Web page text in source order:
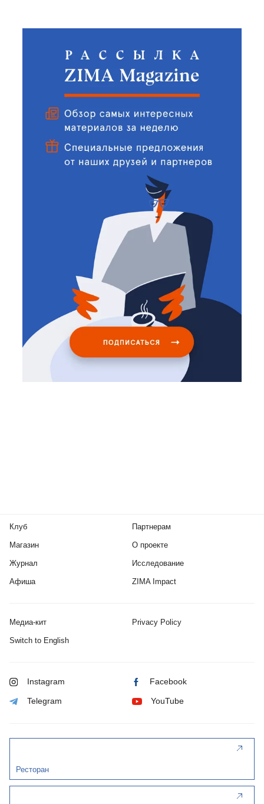
Клуб
Магазин
Журнал
Афиша
Партнерам
О проекте
Исследование
ZIMA Impact
Медиа-кит Privacy Policy
Switch to English
Instagram Facebook
Telegram YouTube
Ресторан